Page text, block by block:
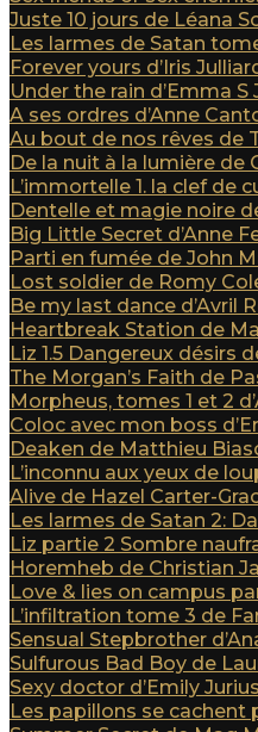
Juste 10 jours de Léana
Les larmes de Satan
Forever yours d’Iris
Under the rain d’Emma S
A ses ordres d’Anne
Au bout de nos rêves de
De la nuit à la lumière de
L’immortelle 1. la clef de
Dentelle et magie noire
Big Little Secret d’Anne
Parti en fumée de John
Lost soldier de Romy
Be my last dance d’Avril
Heartbreak Station de
Liz 1.5 Dangereux désirs
The Morgan’s Faith de
Morpheus, tomes 1 et 2
Coloc avec mon boss
Deaken de Matthieu
L’inconnu aux yeux de
Alive de Hazel Carter-
Les larmes de Satan 2:
Liz partie 2 Sombre
Horemheb de Christian
Love & lies on campus
L’infiltration tome 3 de
Sensual Stepbrother
Sulfurous Bad Boy de
Sexy doctor d’Emily Jurius
Les papillons se cachent